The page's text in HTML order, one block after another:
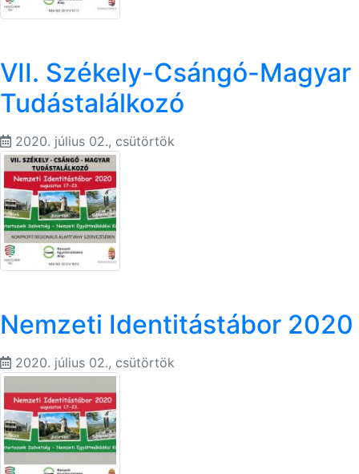
VII. Székely-Csángó-Magyar
Tudástalálkozó
2020. július 02., csütörtök
Nemzeti Identitástábor 2020
2020. július 02., csütörtök